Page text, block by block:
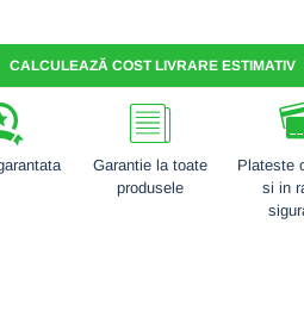
CALCULEAZĂ COST LIVRARE ESTIMATIV
Garantie la toate
produsele
Plateste
si in